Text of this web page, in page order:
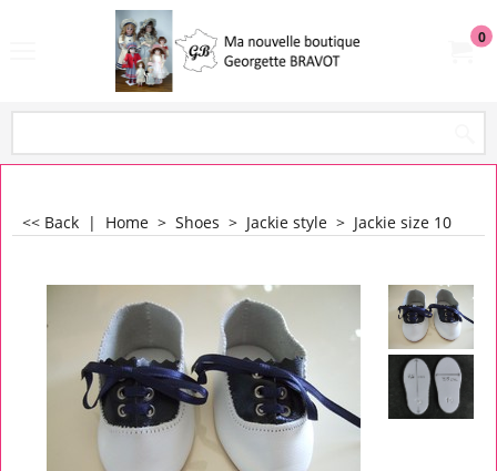
0
<< Back | Home > Shoes > Jackie style > Jackie size 10